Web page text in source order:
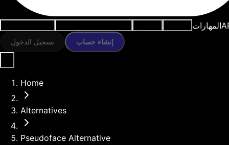
المهارات
تسجيل الدخول إنشاء حساب
Home
Alternatives
Pseudoface Alternative